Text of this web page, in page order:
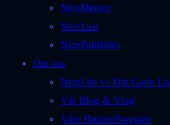
NiceMentor
NiceLaw
NicePublisher
Om oss
NiceLife vs Ditt Gode
Vår Blog & Vlog
Våre PartnerProgram